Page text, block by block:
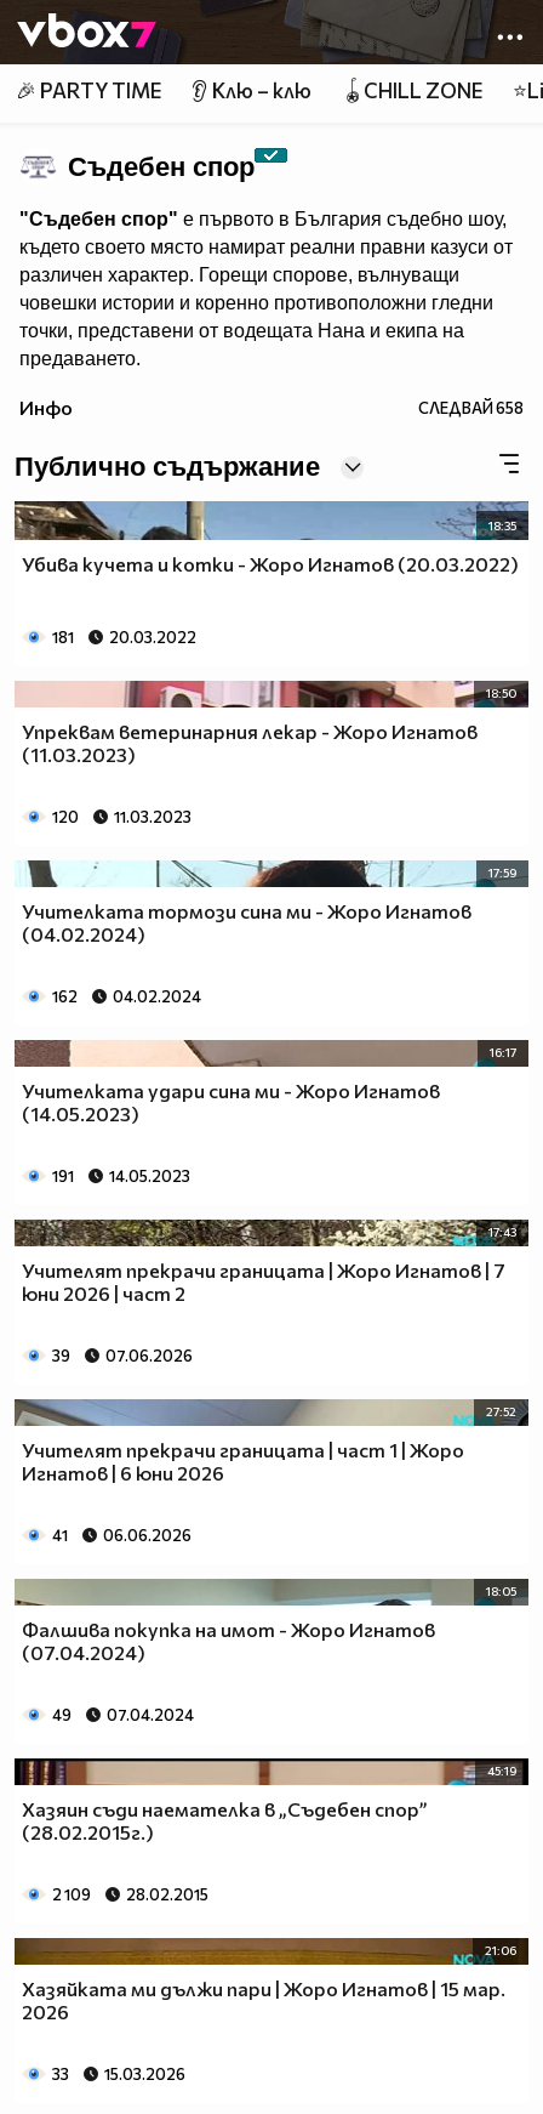
👾
🎉 PARTY TIME 👂 Клю – клю 🪀CHILL ZONE
Съдебен спор
"Съдебен спор" е първото в България съдебно шоу,
където своето място намират реални правни казуси от
различен характер. Горещи спорове, вълнуващи
човешки истории и коренно противоположни гледни
точки, представени от водещата Нана и екипа на
предаването.
Eпизодите на предаването може да гледате и в
Инфо СЛЕДВАЙ658
Публично съдържание
18:35
Убива кучета и котки - Жоро Игнатов (20.03.2022)
181 20.03.2022
18:50
Упреквам ветеринарния лекар - Жоро Игнатов
(11.03.2023)
120 11.03.2023
17:59
Учителката тормози сина ми - Жоро Игнатов
(04.02.2024)
162 04.02.2024
16:17
Учителката удари сина ми - Жоро Игнатов
(14.05.2023)
191 14.05.2023
17:43
Учителят прекрачи границата | Жоро Игнатов | 7
юни 2026 | част 2
39 07.06.2026
27:52
Учителят прекрачи границата | част 1 | Жоро
Игнатов | 6 юни 2026
41 06.06.2026
18:05
Фалшива покупка на имот - Жоро Игнатов
(07.04.2024)
49 07.04.2024
45:19
Хазяин съди наемателка в „Съдебен спор”
(28.02.2015г.)
2 109 28.02.2015
21:06
Хазяйката ми дължи пари | Жоро Игнатов | 15 мар.
2026
33 15.03.2026